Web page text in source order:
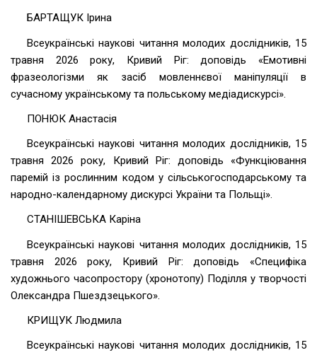
БАРТАЩУК Ірина
Всеукраїнські наукові читання молодих дослідників, 15
травня 2026 року, Кривий Ріг: доповідь «Емотивні
фразеологізми як засіб мовленнєвої маніпуляції в
сучасному українському та польському медіадискурсі».
ПОНЮК Анастасія
Всеукраїнські наукові читання молодих дослідників, 15
травня 2026 року, Кривий Ріг: доповідь «Функціювання
паремій із рослинним кодом у сільськогосподарському та
народно-календарному дискурсі України та Польщі».
СТАНІШЕВСЬКА Каріна
Всеукраїнські наукові читання молодих дослідників, 15
травня 2026 року, Кривий Ріг: доповідь «Специфіка
художнього часопростору (хронотопу) Поділля у творчості
Олександра Пшездзецького».
КРИЩУК Людмила
Всеукраїнські наукові читання молодих дослідників, 15